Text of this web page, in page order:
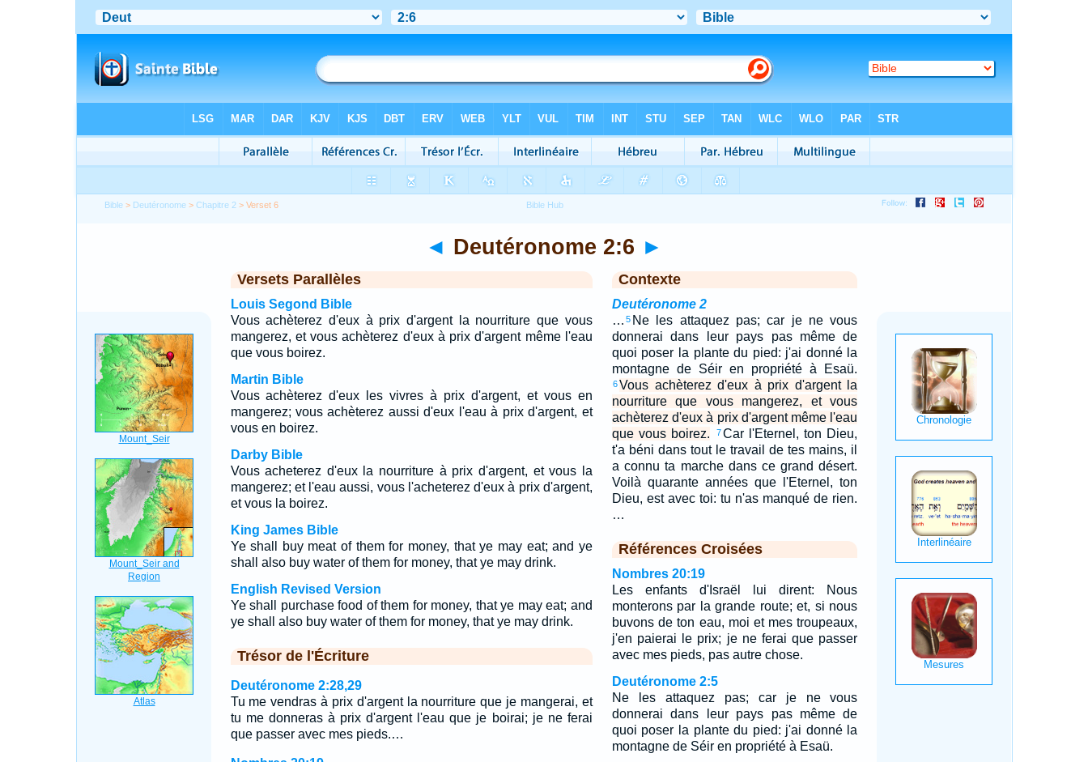
Bible > Deutéronome >Chapitre 2 > Verset 6
◄ Deutéronome 2:6 ►
Versets Parallèles
Louis Segond Bible
Vous achèterez d'eux à prix d'argent la nourriture que vous
mangerez, et vous achèterez d'eux à prix d'argent même l'eau
que vous boirez.
Martin Bible
Vous achèterez d'eux les vivres à prix d'argent, et vous en
mangerez; vous achèterez aussi d'eux l'eau à prix d'argent, et
vous en boirez.
Darby Bible
Vous acheterez d'eux la nourriture à prix d'argent, et vous la
mangerez; et l'eau aussi, vous l'acheterez d'eux à prix d'argent,
et vous la boirez.
King James Bible
Ye shall buy meat of them for money, that ye may eat; and ye
shall also buy water of them for money, that ye may drink.
English Revised Version
Ye shall purchase food of them for money, that ye may eat; and
ye shall also buy water of them for money, that ye may drink.
Trésor de l'Écriture
Deutéronome 2:28,29
Tu me vendras à prix d'argent la nourriture que je mangerai, et
tu me donneras à prix d'argent l'eau que je boirai; je ne ferai
que passer avec mes pieds.…
Contexte
Deutéronome 2
… 5 Ne les attaquez pas; car je ne vous
donnerai dans leur pays pas même de
quoi poser la plante du pied: j'ai donné la
montagne de Séir en propriété à Esaü.
6Vous achèterez d'eux à prix d'argent la
nourriture que vous mangerez, et vous
achèterez d'eux à prix d'argent même l'eau
que vous boirez.
7Car l'Eternel, ton Dieu,
t'a béni dans tout le travail de tes mains, il
a connu ta marche dans ce grand désert.
Voilà quarante années que l'Eternel, ton
Dieu, est avec toi: tu n'as manqué de rien.
…
Références Croisées
Nombres 20:19
Les enfants d'Israël lui dirent: Nous
monterons par la grande route; et, si nous
buvons de ton eau, moi et mes troupeaux,
j'en paierai le prix; je ne ferai que passer
avec mes pieds, pas autre chose.
Deutéronome 2:5
Ne les attaquez pas; car je ne vous
donnerai dans leur pays pas même de
quoi poser la plante du pied: j'ai donné la
montagne de Séir en propriété à Esaü.